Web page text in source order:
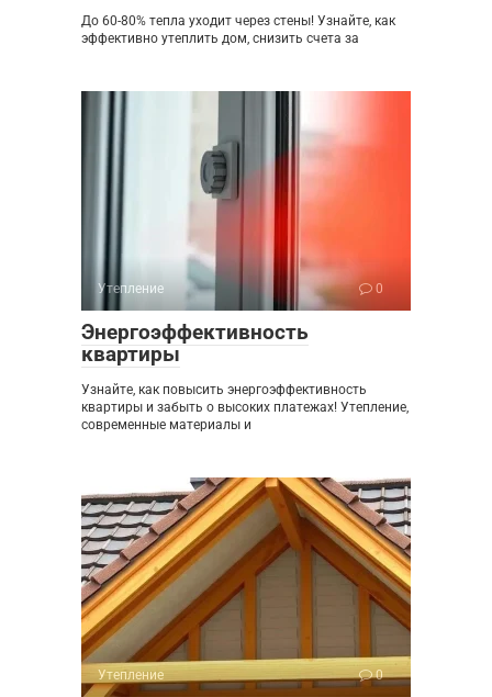
До 60-80% тепла уходит через стены! Узнайте, как
эффективно утеплить дом, снизить счета за
Утепление 0
Энергоэффективность
квартиры
Узнайте, как повысить энергоэффективность
квартиры и забыть о высоких платежах! Утепление,
современные материалы и
Утепление 0